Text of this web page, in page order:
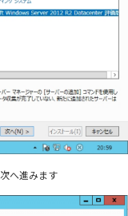
へ進みます